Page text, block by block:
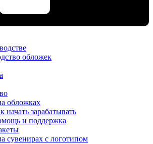
обложек
обложках
начать зарабатывать
и поддержка
сувенирах с логотипом